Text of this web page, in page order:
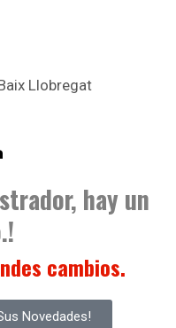
Llobregat
hay un
cambios.
Novedades!